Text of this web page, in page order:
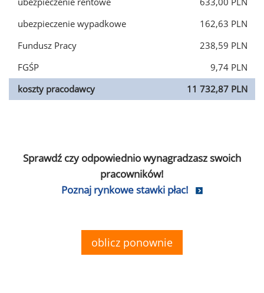
ubezpieczenie wypadkowe
162,63 PLN
Fundusz Pracy
238,59 PLN
FGŚP
9,74 PLN
koszty pracodawcy
11 732,87 PLN
Sprawdź czy odpowiednio wynagradzasz swoich
pracowników!
Poznaj rynkowe stawki płac!
oblicz ponownie